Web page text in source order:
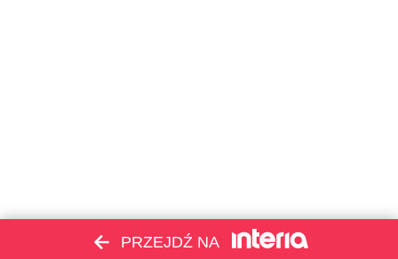
PRZEJDŹ NA